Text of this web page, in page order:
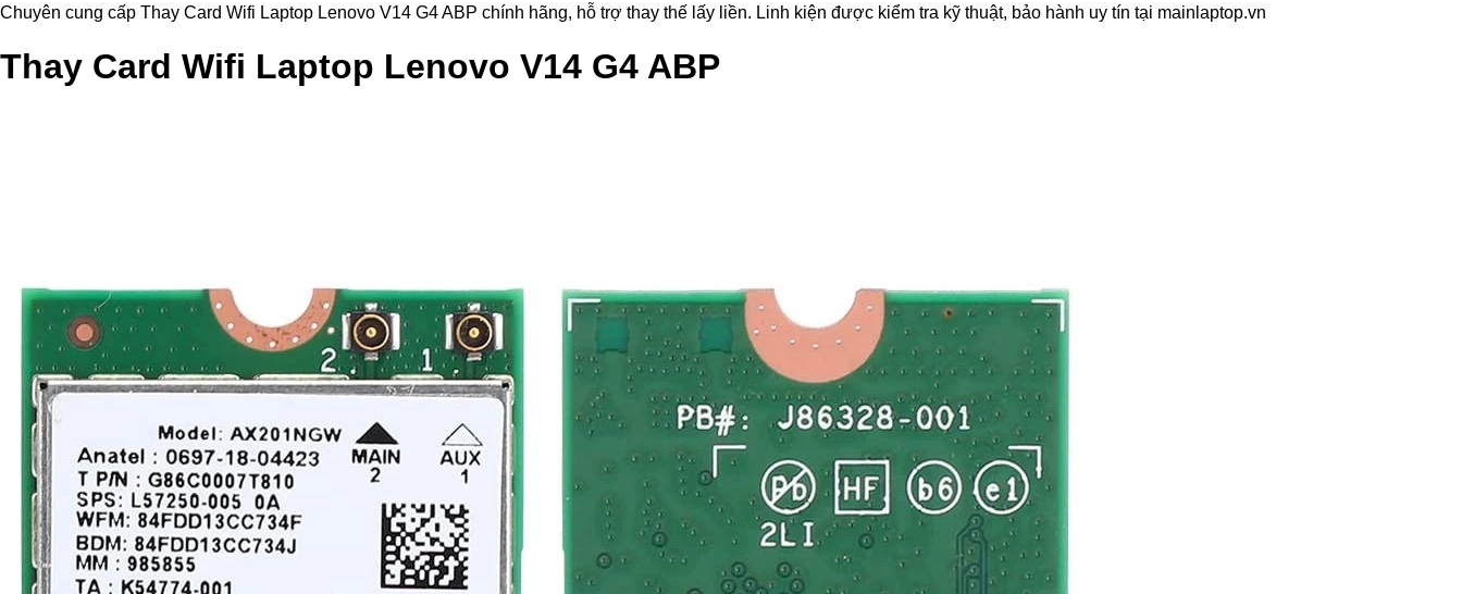
Chuyên cung cấp Thay Card Wifi Laptop Lenovo V14 G4 ABP chính hãng, hỗ trợ thay thế lấy liền. Linh kiện được kiểm tra kỹ thuật, bảo hành uy tín tại mainlaptop.vn
Thay Card Wifi Laptop Lenovo V14 G4 ABP